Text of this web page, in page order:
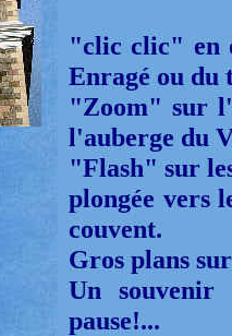
"clic clic" en
Enragé ou du
"Zoom" sur
l'auberge du
"Flash" sur
plongée vers
couvent.
Gros plans
Un souvenir
pause!...